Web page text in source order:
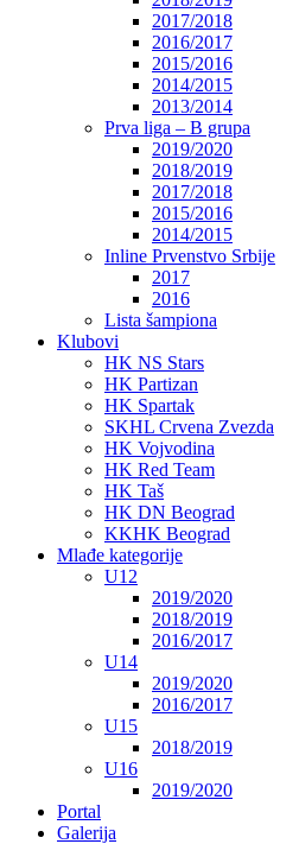
2017/2018
2016/2017
2015/2016
2014/2015
2013/2014
Prva liga – B grupa
2019/2020
2018/2019
2017/2018
2015/2016
2014/2015
Inline Prvenstvo Srbije
2017
2016
Lista šampiona
Klubovi
HK NS Stars
HK Partizan
HK Spartak
SKHL Crvena Zvezda
HK Vojvodina
HK Red Team
HK Taš
HK DN Beograd
KKHK Beograd
Mlađe kategorije
U12
2019/2020
2018/2019
2016/2017
U14
2019/2020
2016/2017
U15
2018/2019
U16
2019/2020
Portal
Galerija